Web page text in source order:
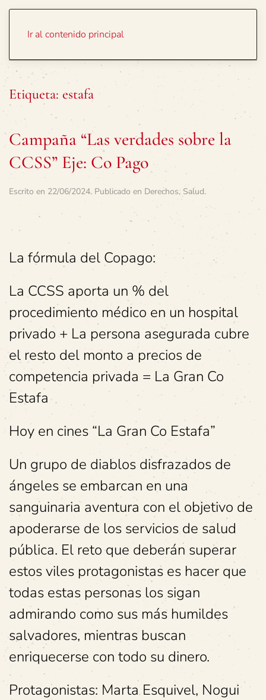
Ir al contenido principal
Etiqueta: estafa
Campaña “Las verdades sobre la
CCSS” Eje: Co Pago
Escrito en 22/06/2024. Publicado en Derechos, Salud.
La fórmula del Copago:
La CCSS aporta un % del
procedimiento médico en un hospital
privado + La persona asegurada cubre
el resto del monto a precios de
competencia privada = La Gran Co
Estafa
Hoy en cines “La Gran Co Estafa”
Un grupo de diablos disfrazados de
ángeles se embarcan en una
sanguinaria aventura con el objetivo de
apoderarse de los servicios de salud
pública. El reto que deberán superar
estos viles protagonistas es hacer que
todas estas personas los sigan
admirando como sus más humildes
salvadores, mientras buscan
enriquecerse con todo su dinero.
Protagonistas: Marta Esquivel, Nogui